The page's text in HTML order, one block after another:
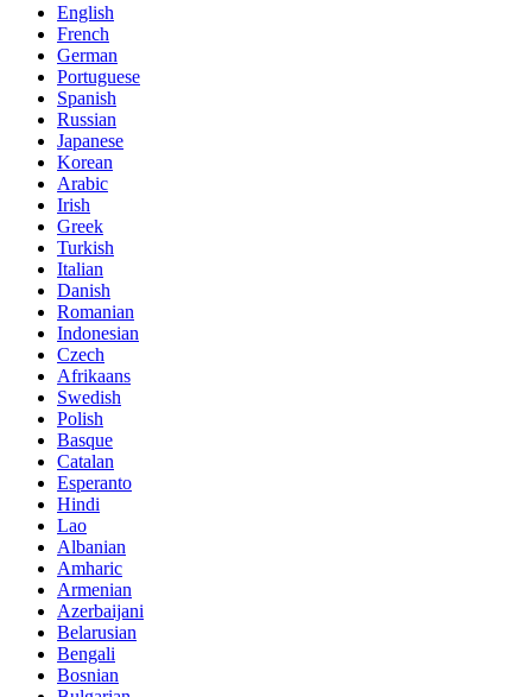
English
French
German
Portuguese
Spanish
Russian
Japanese
Korean
Arabic
Irish
Greek
Turkish
Italian
Danish
Romanian
Indonesian
Czech
Afrikaans
Swedish
Polish
Basque
Catalan
Esperanto
Hindi
Lao
Albanian
Amharic
Armenian
Azerbaijani
Belarusian
Bengali
Bosnian